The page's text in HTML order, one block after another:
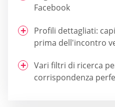
Facebook
Profili dettagliati:
prima dell'incontro
Vari filtri di ricerca
corrispondenza